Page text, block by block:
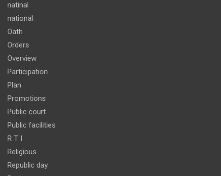
natinal
national
Oath
Orders
Overview
Participation
Plan
Promotions
Public court
Public facilities
R T I
Religious
Republic day